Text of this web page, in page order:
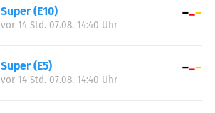
00:00-24:00
Super (E10)
vor 14 Std. 07.08. 14:40 Uhr
Super (E5)
vor 14 Std. 07.08. 14:40 Uhr